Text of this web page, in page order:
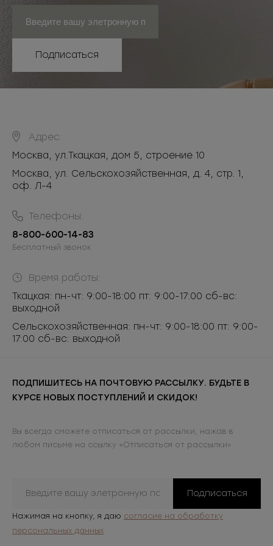
Подписаться
Адрес:
Москва, ул.Ткацкая, дом 5, строение 10
Москва, ул. Сельскохозяйственная, д. 4, стр. 1,
оф. Л-4
Телефоны:
8-800-600-14-83
Бесплатный звонок
Время работы:
Ткацкая: пн-чт: 9:00-18:00 пт: 9:00-17:00 сб-вс:
выходной
Сельскохозяйственная: пн-чт: 9:00-18:00 пт: 9:00-
17:00 сб-вс: выходной
ПОДПИШИТЕСЬ НА ПОЧТОВУЮ РАССЫЛКУ. БУДЬТЕ В
КУРСЕ НОВЫХ ПОСТУПЛЕНИЙ И СКИДОК!
Вы всегда сможете отписаться от рассылки, нажав в
любом письме на ссылку «Отписаться от рассылки»
Подписаться
Нажимая на кнопку, я даю согласие на обработку
персональных данных